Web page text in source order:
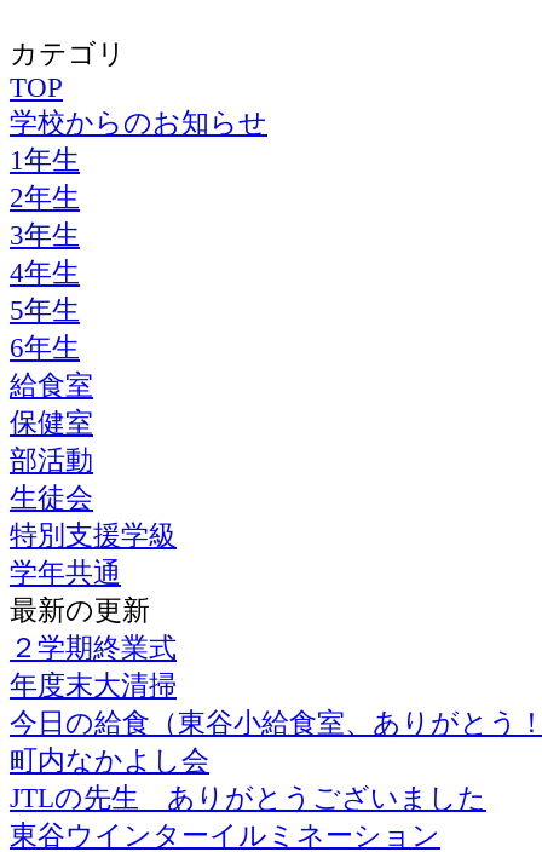
カテゴリ
TOP
学校からのお知らせ
1年生
2年生
3年生
4年生
5年生
6年生
給食室
保健室
部活動
生徒会
特別支援学級
学年共通
最新の更新
２学期終業式
年度末大清掃
今日の給食（東谷小給食室、ありがとう
町内なかよし会
JTLの先生 ありがとうございました
東谷ウインターイルミネーション